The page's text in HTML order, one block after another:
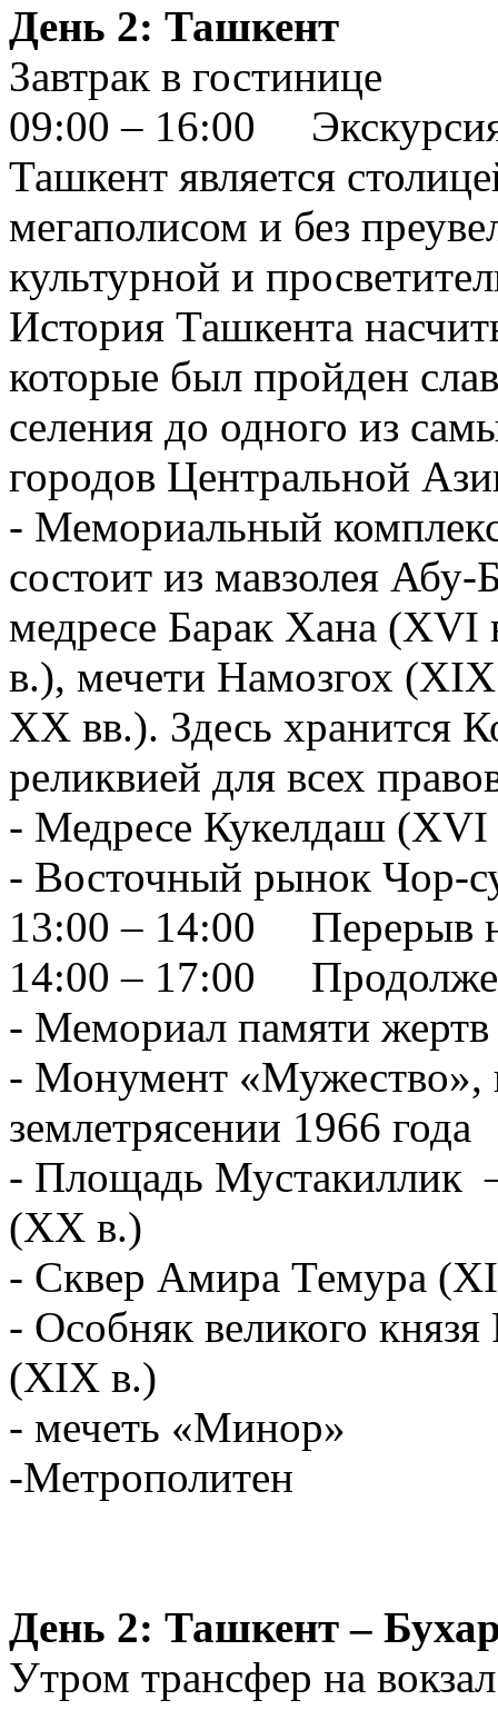
День 2: Ташкент
Завтрак в гостинице
09:00 – 16:00
Ташкент является
мегаполисом и без
культурной и
История Ташкента
которые был пройден
селения до одного из
городов Центральной
- Мемориальный
состоит из мавзолея
медресе Барак Хана
в.), мечети Намозгох
XX вв.). Здесь хранится
реликвией для всех
- Медресе Кукелдаш (XVI
- Восточный рынок Чор-
13:00 – 14:00 Перерыв
14:00 – 17:00
- Мемориал памяти
- Монумент «Мужество»,
землетрясении 1966 года
- Площадь Мустакиллик
(XX в.)
- Сквер Амира Темура
- Особняк великого
(XIX в.)
- мечеть «Минор»
-Метрополитен
День 2: Ташкент –
Утром трансфер на